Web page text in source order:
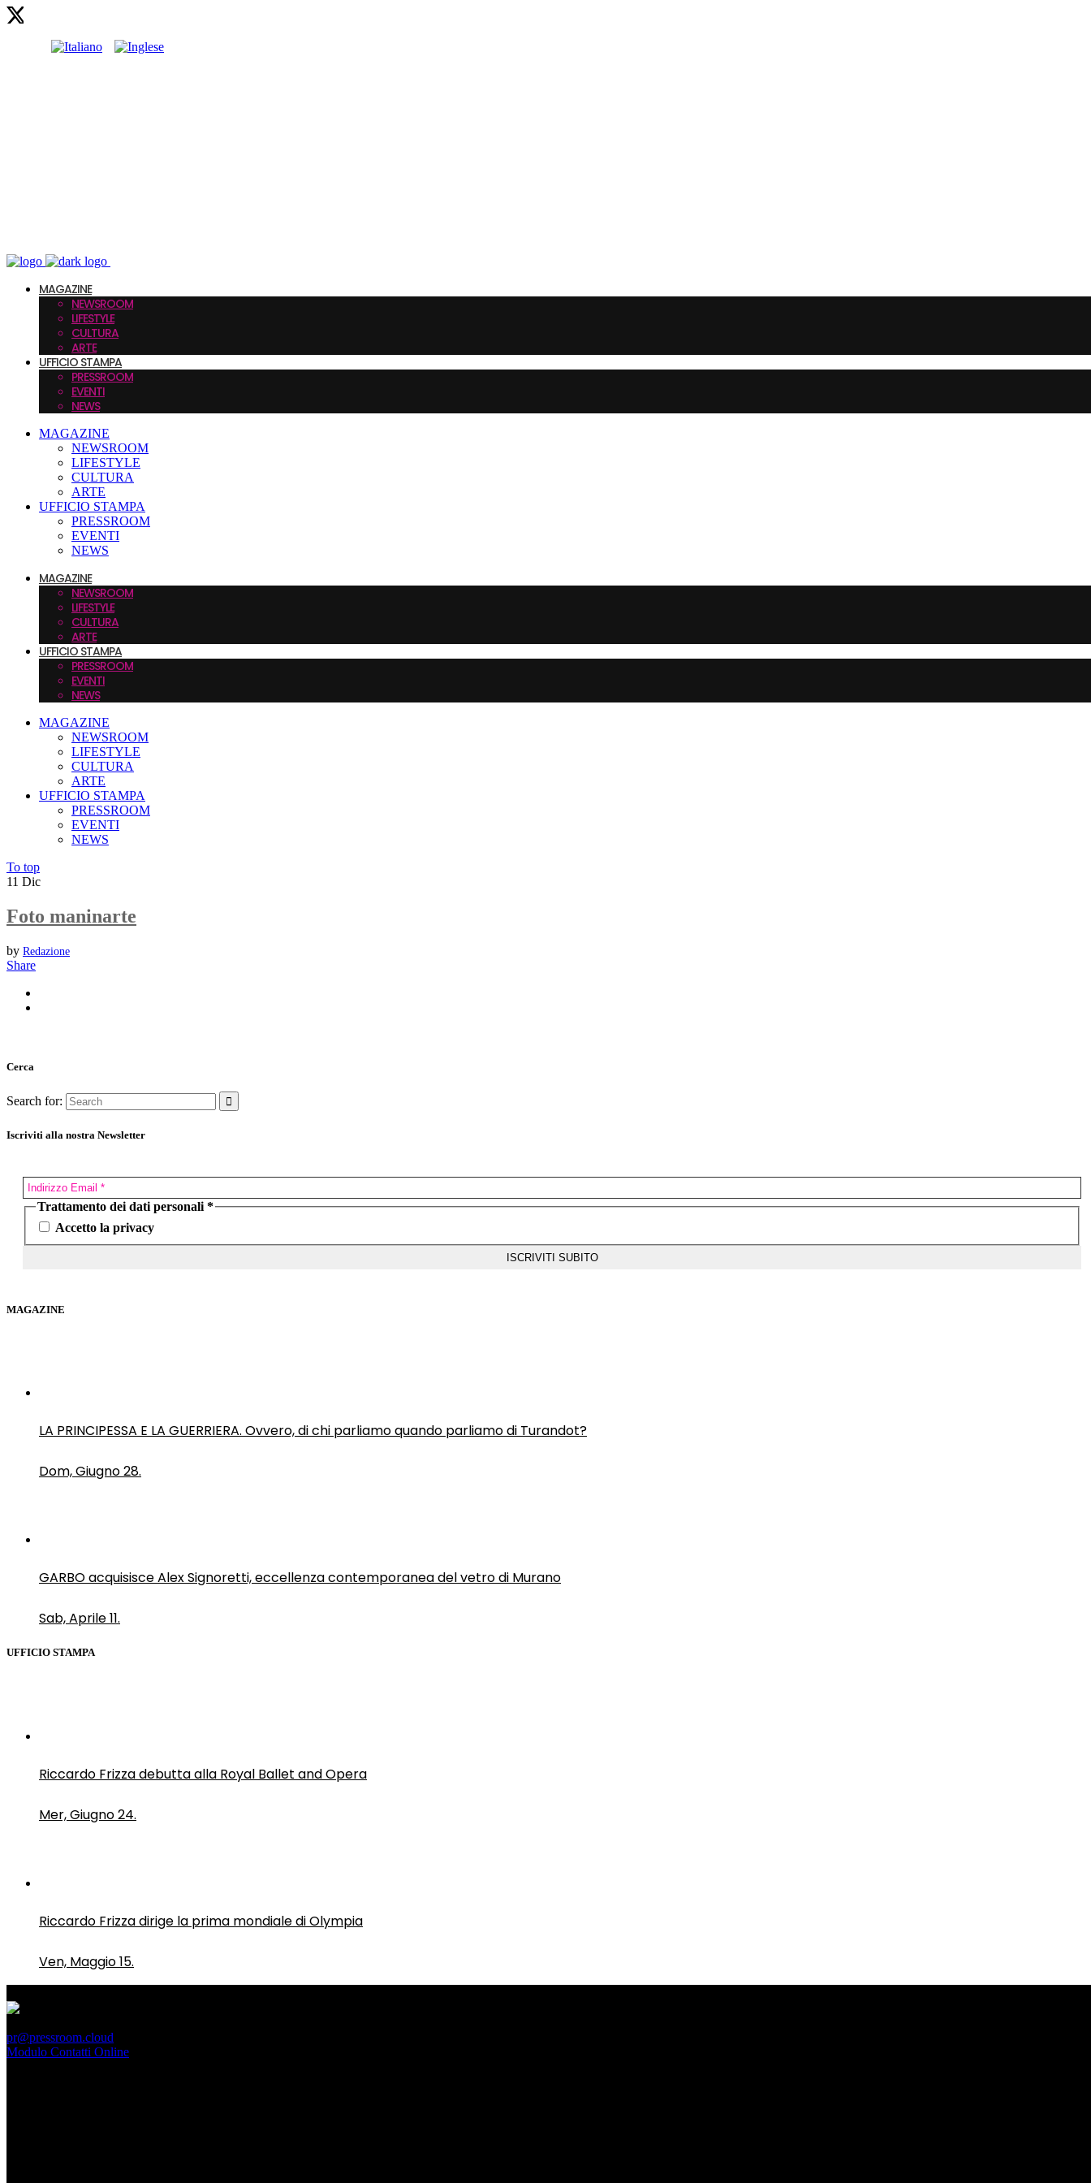
MAGAZINE
NEWSROOM
LIFESTYLE
CULTURA
ARTE
UFFICIO STAMPA
PRESSROOM
EVENTI
NEWS
MAGAZINE
NEWSROOM
LIFESTYLE
CULTURA
ARTE
UFFICIO STAMPA
PRESSROOM
EVENTI
NEWS
MAGAZINE
NEWSROOM
LIFESTYLE
CULTURA
ARTE
UFFICIO STAMPA
PRESSROOM
EVENTI
NEWS
MAGAZINE
NEWSROOM
LIFESTYLE
CULTURA
ARTE
UFFICIO STAMPA
PRESSROOM
EVENTI
NEWS
To top
11 Dic
Foto maninarte
by Redazione
Share
Cerca
Search for:
Iscriviti alla nostra Newsletter
Trattamento dei dati personali *
Accetto la privacy
MAGAZINE
LA PRINCIPESSA E LA GUERRIERA. Ovvero, di chi parliamo quando parliamo di Turandot?
Dom, Giugno 28.
GARBO acquisisce Alex Signoretti, eccellenza contemporanea del vetro di Murano
Sab, Aprile 11.
UFFICIO STAMPA
Riccardo Frizza debutta alla Royal Ballet and Opera
Mer, Giugno 24.
Riccardo Frizza dirige la prima mondiale di Olympia
Ven, Maggio 15.
pr@pressroom.cloud
Modulo Contatti Online